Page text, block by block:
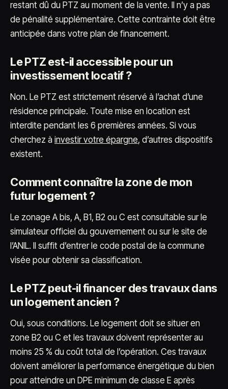
restant dû du PTZ au moment de la vente. Il n’y a pas
de pénalité supplémentaire. Cette contrainte doit être
anticipée dans votre plan de financement.
Le PTZ est-il accessible pour un
investissement locatif ?
Non. Le PTZ est strictement réservé à l’achat d’une
résidence principale. Toute mise en location est
interdite pendant les 6 premières années. Si vous
cherchez à investir votre épargne, d’autres dispositifs
existent.
Comment connaître la zone de mon
futur logement ?
Le zonage A bis, A, B1, B2 ou C est consultable sur le
simulateur officiel du gouvernement ou sur le site de
l’ANIL. Il suffit d’entrer le code postal de la commune
visée pour obtenir sa classification.
Le PTZ peut-il financer des travaux dans
un logement ancien ?
Oui, sous conditions. Le logement doit se situer en
zone B2 ou C et les travaux doivent représenter au
moins 25 % du coût total de l’opération. Ces travaux
doivent améliorer la performance énergétique du bien
pour atteindre un DPE minimum de classe E après